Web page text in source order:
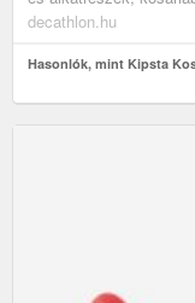
decathlon.hu
Hasonlók, mint Kipsta